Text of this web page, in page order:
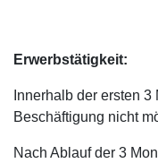
Erwerbstätigkeit:
Innerhalb der ersten
Beschäftigung nicht
Nach Ablauf der 3